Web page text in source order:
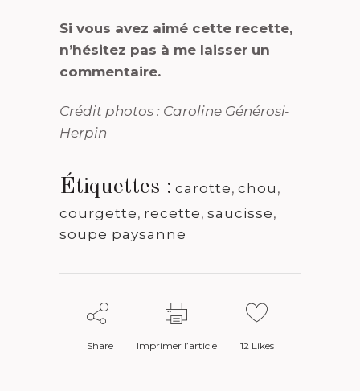
Si vous avez aimé cette recette,
n’hésitez pas à me laisser un
commentaire.
Crédit photos : Caroline Générosi-
Herpin
Étiquettes : carotte, chou ,
courgette, recette, saucisse,
soupe paysanne
Share Imprimer l’article 12 Likes